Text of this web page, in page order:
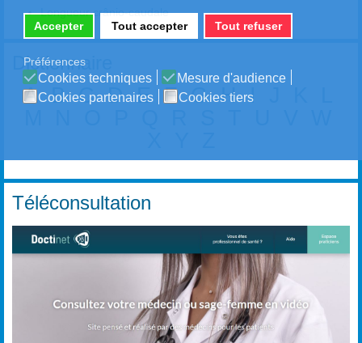
Accepter Tout accepter Tout refuser
Préférences
Cookies techniques
Mesure d'audience
Cookies partenaires
Cookies tiers
Longueur crânio-caudale
Dictionnaire
A B C D E F G H I
Téléconsultation